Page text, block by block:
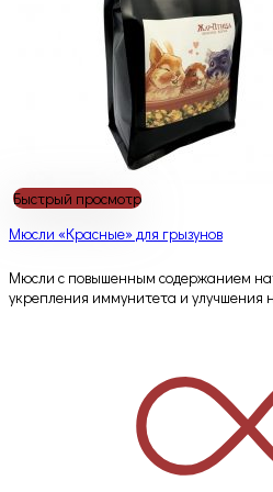
Быстрый просмотр
Мюсли «Красные» для грызунов
Мюсли с повышенным содержанием
укрепления иммунитета и улучшения